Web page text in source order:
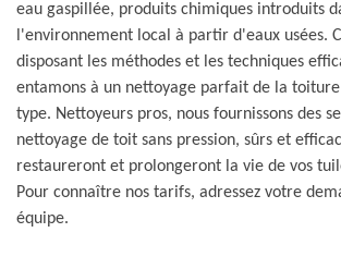
eau gaspillée, produits chimiques introduits
l'environnement local à partir d'eaux usées.
disposant les méthodes et les techniques
entamons à un nettoyage parfait de la
type. Nettoyeurs pros, nous fournissons des
nettoyage de toit sans pression, sûrs et
restaureront et prolongeront la vie de vos
Pour connaître nos tarifs, adressez votre
équipe.